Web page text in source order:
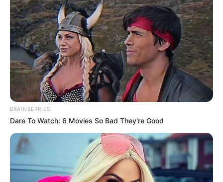
BRAINBERRIES
Dare To Watch: 6 Movies So Bad They're Good